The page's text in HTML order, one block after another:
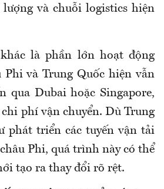
và chuỗi logistics hiện
là phần lớn hoạt động
Phi và Trung Quốc hiện vẫn
qua Dubai hoặc Singapore,
phí vận chuyển. Dù Trung
phát triển các tuyến vận tải
Phi, quá trình này có thể
tạo ra thay đổi rõ rệt.